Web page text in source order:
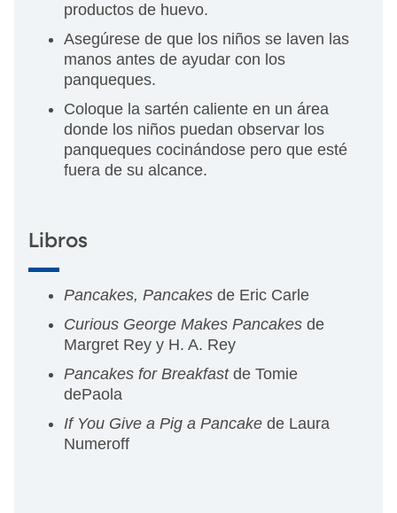
productos de huevo.
Asegúrese de que los niños se laven las
manos antes de ayudar con los
panqueques.
Coloque la sartén caliente en un área
donde los niños puedan observar los
panqueques cocinándose pero que esté
fuera de su alcance.
Libros
Pancakes, Pancakes de Eric Carle
Curious George Makes Pancakes de
Margret Rey y H. A. Rey
Pancakes for Breakfast de Tomie
dePaola
If You Give a Pig a Pancake de Laura
Numeroff